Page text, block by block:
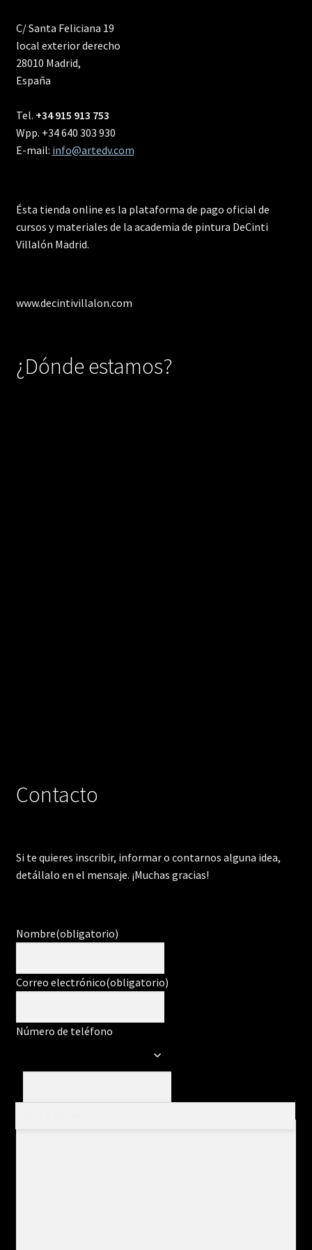
C/ Santa Feliciana 19
local exterior derecho
28010 Madrid,
España
Tel. +34 915 913 753
Wpp. +34 640 303 930
E-mail: info@artedv.com
Ésta tienda online es la plataforma de pago oficial de
cursos y materiales de la academia de pintura DeCinti
Villalón Madrid.
www.decintivillalon.com
¿Dónde estamos?
Contacto
Si te quieres inscribir, informar o contarnos alguna idea,
detállalo en el mensaje. ¡Muchas gracias!
Nombre(obligatorio)
Correo electrónico(obligatorio)
Número de teléfono